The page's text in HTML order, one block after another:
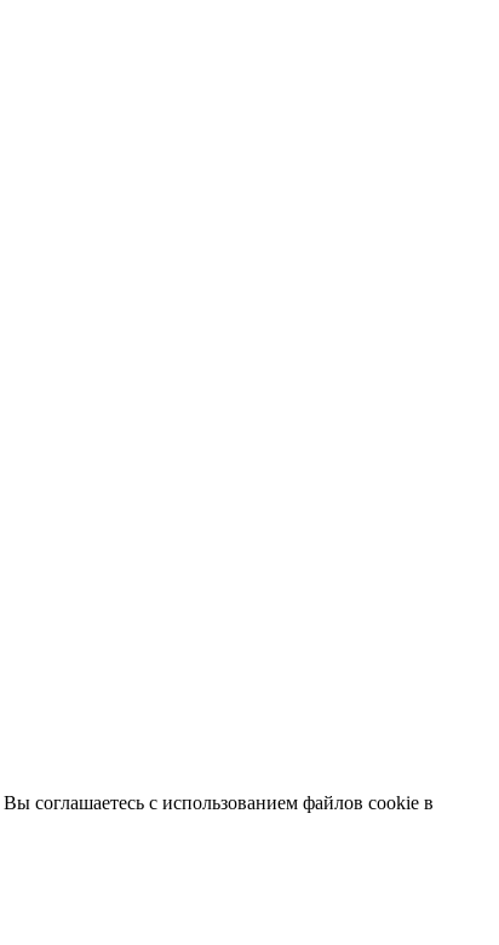
соглашаетесь с использованием файлов cookie в